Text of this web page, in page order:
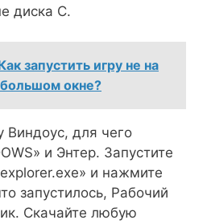
диска С.
запустить игру не на
окне?
Виндоус, для чего
и Энтер. Запустите
и нажмите
запустилось, Рабочий
Скачайте любую